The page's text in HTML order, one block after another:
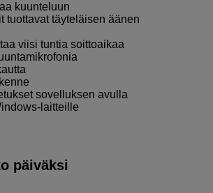
kuunteluun
tuottavat täyteläisen äänen
viisi tuntia soittoaikaa
sovelluksen avulla
laitteille
päiväksi